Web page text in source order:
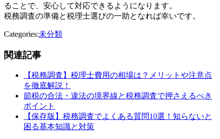
ることで、安心して対応できるようになります。
税務調査の準備と税理士選びの一助となれば幸いです。
Categories:未分類
関連記事
【税務調査】税理士費用の相場は？メリットや注意点
を徹底解説！
節税の合法・違法の境界線と税務調査で押さえるべき
ポイント
【保存版】税務調査でよくある質問10選！知らないと
困る基本知識と対策